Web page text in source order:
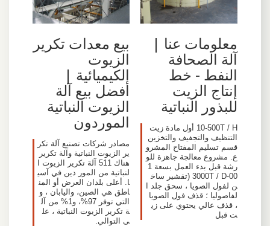
معلومات عنا |
آلة الصحافة
النفط - خط
إنتاج الزيت
للبذور النباتية
10-500T / H أول مادة زيت
التنظيف والتجفيف والتخزين
قسم تسليم المفتاح المشرو
ع. مشروع معالجة جاهزة للو
رشة قبل بدء العمل بسعة 1
00-3000T / D (تقشير ساخ
ن لفول الصويا ، سحق جلد ا
لفاصوليا ؛ قذف فول الصويا
، قذف عالي يحتوي على زي
ت قبل
بيع معدات تكرير
الزيوت
الكيميائية |
أفضل بيع آلة
الزيوت النباتية
الموردون
مصادر شركات تصنيع آلة تكر
ير الزيوت النباتية وآلة تكرير
هناك 511 آلة تكرير الزيوت ا
لنباتية من المور دين في آسي
ا. أعلى بلدان العرض أو المن
اطق هي الصين، واليابان ، و
التي توفر 97%، و1% من آل
ة تكرير الزيوت النباتية ، عل
ى التوالي.